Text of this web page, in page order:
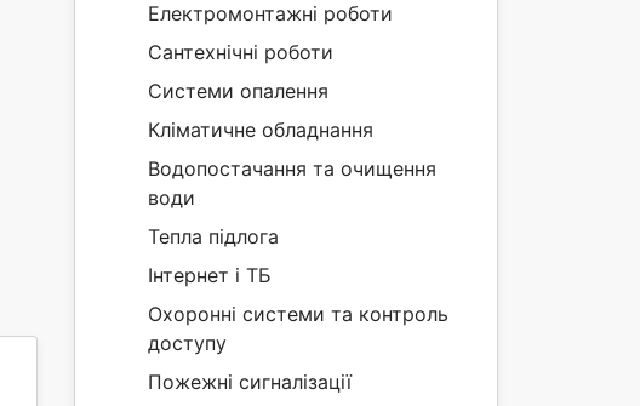
Електромонтажні роботи
Сантехнічні роботи
Системи опалення
Кліматичне обладнання
Водопостачання та очищення
води
Тепла підлога
Інтернет і ТБ
Охоронні системи та контроль
доступу
Пожежні сигналізації